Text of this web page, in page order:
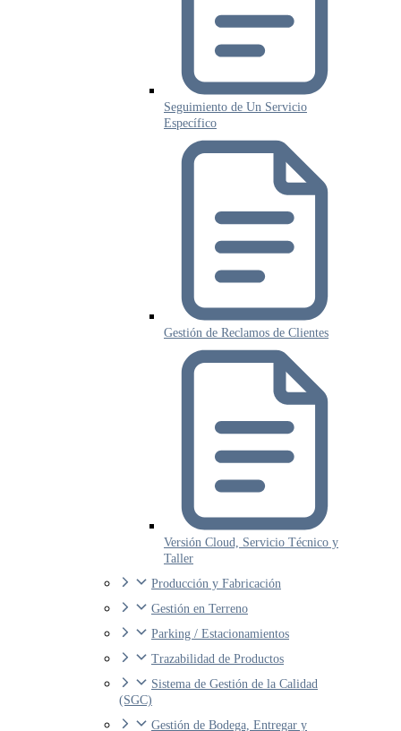
Seguimiento de Un Servicio
Específico
Gestión de Reclamos de Clientes
Versión Cloud, Servicio Técnico y
Taller
Producción y Fabricación
Gestión en Terreno
Parking / Estacionamientos
Trazabilidad de Productos
Sistema de Gestión de la Calidad
(SGC)
Gestión de Bodega, Entregar y